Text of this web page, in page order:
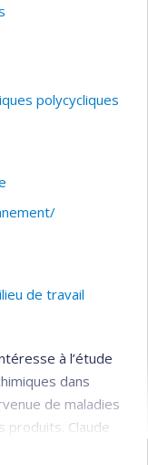
polycycliques
de travail
à l’étude
dans
de maladies
produits. Claude